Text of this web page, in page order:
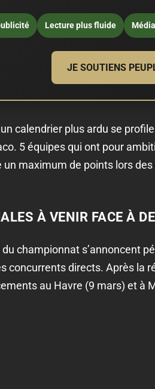
Lecture plus fluide
JE SOUTIENS
calendrier plus ardu se
5 équipes qui ont pour
un maximum de points lors
À VENIR FACE À
championnat s’annoncent
concurrents directs. Après la
au Havre (9 mars) et à